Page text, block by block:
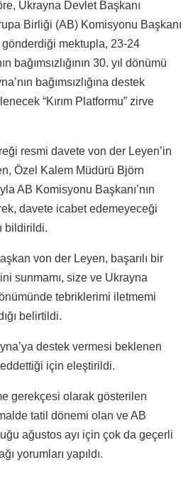
Ukrayna Devlet Başkanı
Birliği (AB) Komisyonu Başkanı
mektupla, 23-24
bağımsızlığının 30. yıl dönümü
bağımsızlığına destek
“Kırım Platformu” zirve
resmi davete von der Leyen’in
Özel Kalem Müdürü Björn
AB Komisyonu Başkanı’nın
davete icabet edemeyeceği
bildirildi.
von der Leyen, başarılı bir
sunmamı, size ve Ukrayna
tebriklerimi iletmemi
belirtildi.
destek vermesi beklenen
için eleştirildi.
gerekçesi olarak gösterilen
tatil dönemi olan ve AB
ağustos ayı için çok da geçerli
yorumları yapıldı.